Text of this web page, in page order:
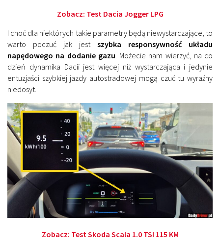
Zobacz: Test Dacia Jogger LPG
I choć dla niektórych takie parametry będą niewystarczające, to
warto poczuć jak jest szybka
responsywność układu
napędowego na dodanie gazu. Możecie nam wierzyć, na co
dzień dynamika Dacii jest więcej niż wystarczająca i jedynie
entuzjaści szybkiej jazdy autostradowej mogą czuć tu wyraźny
niedosyt.
Zobacz: Test Skoda Scala 1.0 TSI 115 KM